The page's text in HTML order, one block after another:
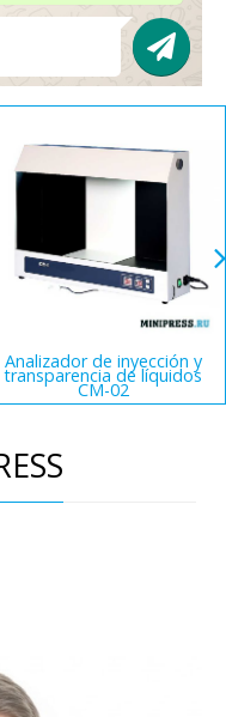
Analizador de inyección y
transparencia de líquidos
CM-02